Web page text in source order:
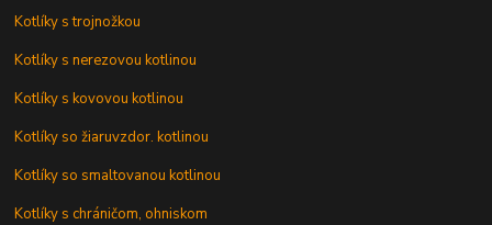
Kotlíky s trojnožkou
Kotlíky s nerezovou kotlinou
Kotlíky s kovovou kotlinou
Kotlíky so žiaruvzdor. kotlinou
Kotlíky so smaltovanou kotlinou
Kotlíky s chráničom, ohniskom